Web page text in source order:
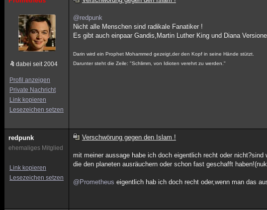
dabei seit 2004
Profil anzeigen
Private Nachricht
Link kopieren
Lesezeichen setzen
@redpunk
Nicht alle Menschen sind radikale Fanatiker !
Es gibt auch einpaar Gandis,Martin Luther King und Diana
Darin wird ein Prophet Mohammed gezeigt,der den Kopf in seine Hände stützt.
Darunter steht die Zeile: "Schlimm, von Idioten verehrt zu werden."
redpunk
ehemaliges Mitglied
Link kopieren
Lesezeichen setzen
Verschwörung gegen den Islam !
mit meiner aussage habe ich doch eigentlich recht oder
die den planeten ausräuchern oder schon fast geschafft
@Prometheus eigentlich hab ich doch recht oder,wenn man das